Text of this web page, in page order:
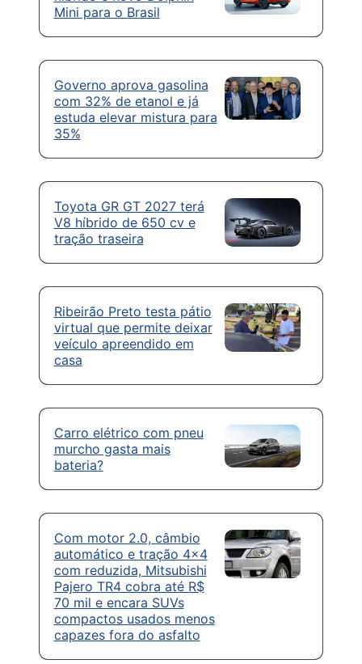
Mini para o Brasil
Governo aprova gasolina
com 32% de etanol e já
estuda elevar mistura para
35%
Toyota GR GT 2027 terá
V8 híbrido de 650 cv e
tração traseira
Ribeirão Preto testa pátio
virtual que permite deixar
veículo apreendido em
casa
Carro elétrico com pneu
murcho gasta mais
bateria?
Com motor 2.0, câmbio
automático e tração 4×4
com reduzida, Mitsubishi
Pajero TR4 cobra até R$
70 mil e encara SUVs
compactos usados menos
capazes fora do asfalto